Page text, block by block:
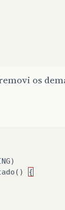
os
)
()
{